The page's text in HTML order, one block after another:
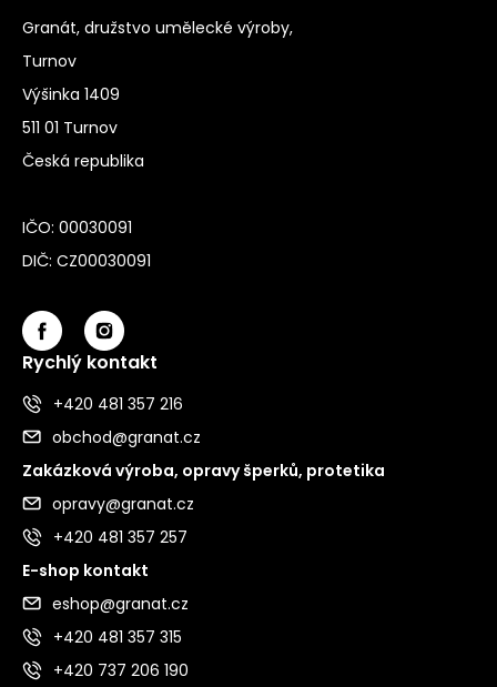
Granát, družstvo umělecké výroby,
Turnov
Výšinka 1409
511 01 Turnov
Česká republika
IČO: 00030091
DIČ: CZ00030091
Rychlý kontakt
+420 481 357 216
obchod@granat.cz
Zakázková výroba, opravy šperků, protetika
opravy@granat.cz
+420 481 357 257
E-shop kontakt
eshop@granat.cz
+420 481 357 315
+420 737 206 190